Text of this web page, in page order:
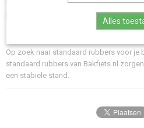
parkers vervolgens rustig in.
Op zoek naar standaard rubbers voor je
standaard rubbers van Bakfiets.nl
een stabiele stand.
Alles